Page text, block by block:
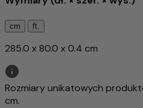
cm ft.
285.0 x 80.0 x 0.4 cm
Rozmiary unikatowych
cm.